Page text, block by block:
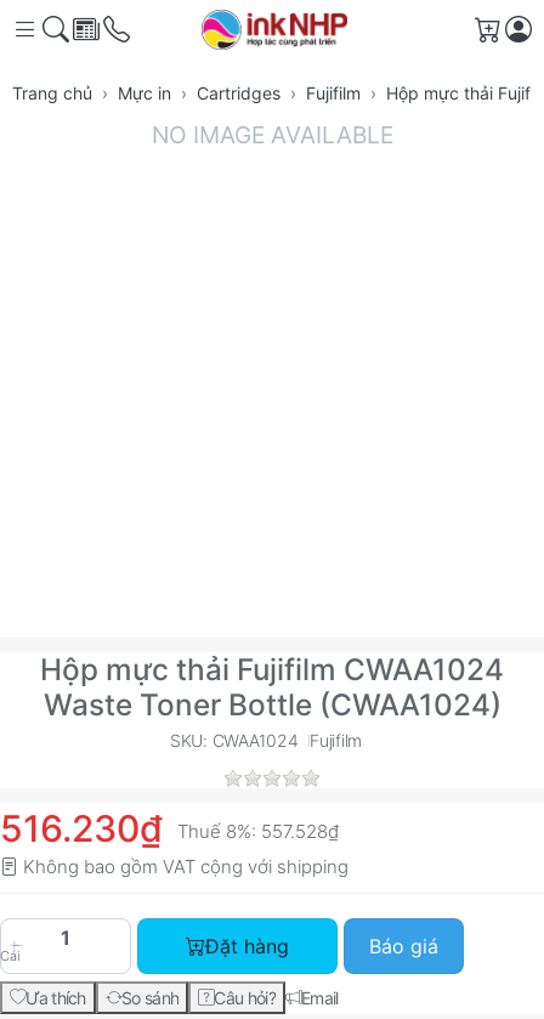
Giỏ
Trang chủ Mực in Cartridges Fujifilm Hộp mực thải
Hộp mực thải Fujifilm CWAA1024
Waste Toner Bottle (CWAA1024)
SKU: CWAA1024 Fujifilm
516.230₫ Thuế 8%: 557.528₫
Không bao gồm VAT cộng với shipping
Cái
Hộp mực thải Fujifilm CWAA1024 Waste Toner
Đặt hàng Báo giá
Ưa thích So sánh Câu hỏi? Email